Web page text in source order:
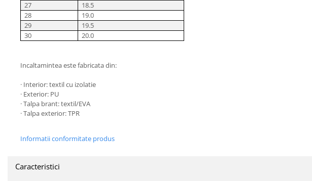
27
18.5
28
19.0
29
19.5
30
20.0
Incaltamintea este fabricata din:
· Interior: textil cu izolatie
· Exterior: PU
· Talpa brant: textil/EVA
· Talpa exterior: TPR
Informatii conformitate produs
Caracteristici